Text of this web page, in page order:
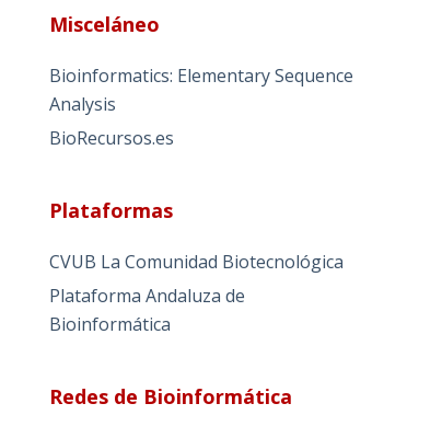
t
r
n
a
v
:
Misceláneo
Bioinformatics: Elementary Sequence
Analysis
BioRecursos.es
Plataformas
CVUB La Comunidad Biotecnológica
Plataforma Andaluza de
Bioinformática
Redes de Bioinformática